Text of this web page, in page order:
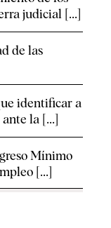
judicial [...]
de las
identificar a
la [...]
Mínimo
[...]